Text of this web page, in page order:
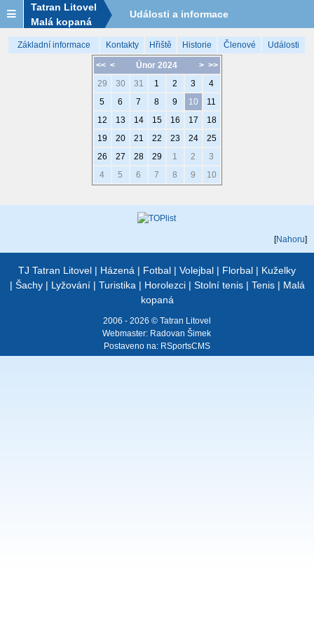
Tatran Litovel
Malá kopaná
Události a informace
Základní informace Kontakty Hřiště Historie Členové Události
<< < > >>
Únor 2024
29
30 31 1 2 3
4
5
6 7 8 9 10
11
12
13 14 15 16 17
18
19
20 21 22 23 24
25
26
27 28 29 1 2
3
4
5 6 7 8 9 10
[Nahoru]
TJ Tatran Litovel | Házená | Fotbal | Volejbal | Florbal | Kuželky
| Šachy| Lyžování| Turistika | Horolezci| Stolní tenis| Tenis| Malá
kopaná
2006 - 2026 © Tatran Litovel
Webmaster: Radovan Šimek
Postaveno na: RSportsCMS